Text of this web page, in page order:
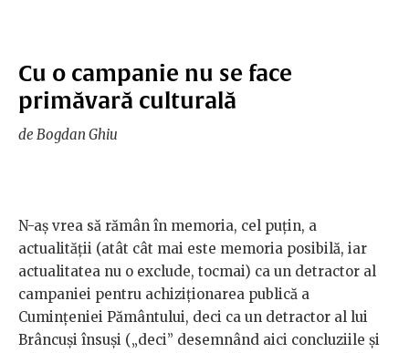
Cu o campanie nu se face
primăvară culturală
de Bogdan Ghiu
N-aș vrea să rămân în memoria, cel puțin, a
actualității (atât cât mai este memoria posibilă, iar
actualitatea nu o exclude, tocmai) ca un detractor al
campaniei pentru achiziționarea publică a
Cumințeniei Pământului, deci ca un detractor al lui
Brâncuși însuși („deci” desemnând aici concluziile și